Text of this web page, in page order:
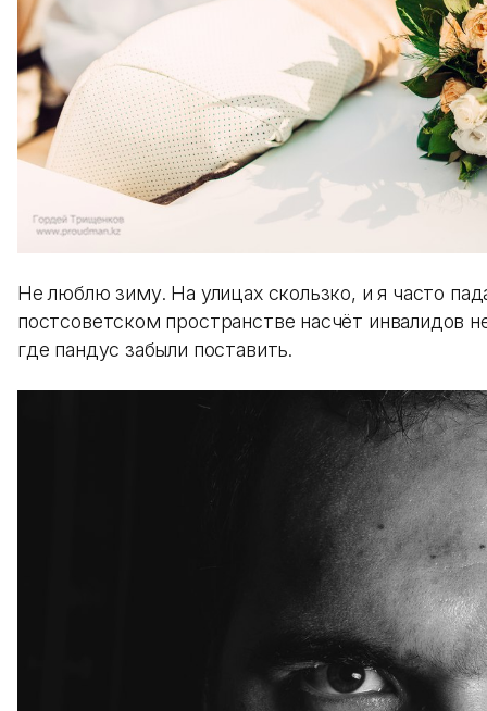
Не люблю зиму. На улицах скользко, и я часто
постсоветском пространстве насчёт инвалидов
где пандус забыли поставить.